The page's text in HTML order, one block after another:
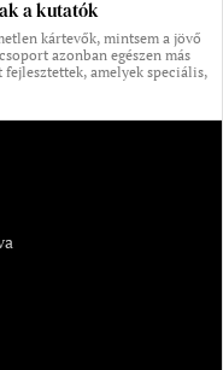
a kutatók
kártevők, mintsem a jövő
azonban egészen más
amelyek speciális,